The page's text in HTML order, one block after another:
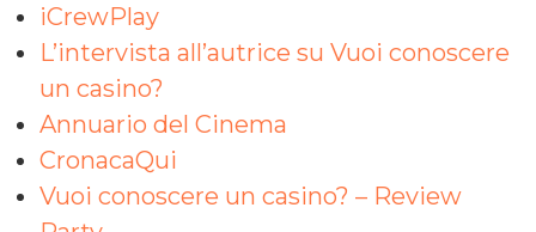
iCrewPlay
L’intervista all’autrice su Vuoi conoscere
un casino?
Annuario del Cinema
CronacaQui
Vuoi conoscere un casino? – Review